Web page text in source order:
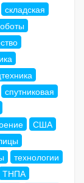
складская
спутниковая
США
технологии
ТНПА